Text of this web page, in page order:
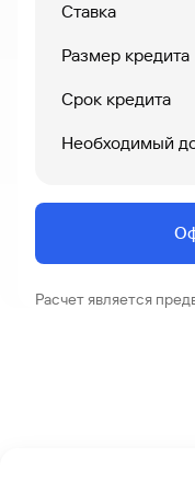
Ставка
Размер кредита
Срок кредита
Необходимый
Расчет является